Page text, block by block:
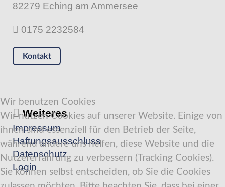
82279 Eching am Ammersee
0175 2232584
Kontakt
Weiteres
Impressum
Haftungsausschluss
Datenschutz
Login
Wir benutzen Cookies
Wir nutzen Cookies auf unserer Website. Einige von
ihnen sind essenziell für den Betrieb der Seite,
während andere uns helfen, diese Website und die
Nutzererfahrung zu verbessern (Tracking Cookies).
Sie können selbst entscheiden, ob Sie die Cookies